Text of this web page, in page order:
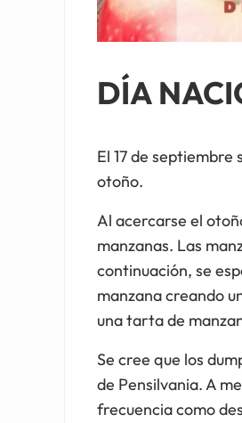
DÍA
El 17 de
otoño.
Al acercarse el
manzanas. Las
continuación, se
manzana creando
una tarta de
Se cree que los
de Pensilvania. A
frecuencia como